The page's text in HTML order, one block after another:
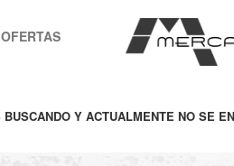
OFERTAS
Y ACTUALMENTE NO SE